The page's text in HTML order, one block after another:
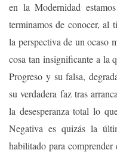
en la Modernidad
terminamos de conocer, al
la perspectiva de un ocaso
cosa tan insignificante a la
Progreso y su falsa,
su verdadera faz tras
la desesperanza total lo
Negativa es quizás la
habilitado para